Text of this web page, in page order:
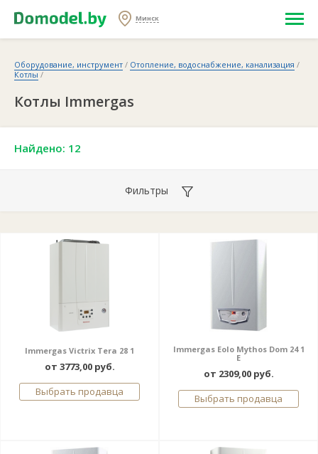
Минск
Оборудование, инструмент / Отопление, водоснабжение, канализация /
Котлы /
Котлы Immergas
Найдено: 12
Фильтры
Immergas Victrix Tera 28 1
от 3773,00 руб.
Выбрать продавца
Immergas Eolo Mythos Dom 24 1
E
от 2309,00 руб.
Выбрать продавца